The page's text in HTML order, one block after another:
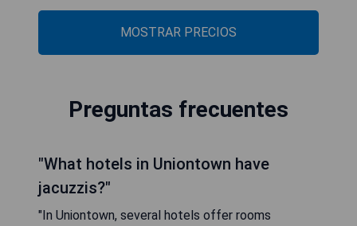
MOSTRAR PRECIOS
Preguntas frecuentes
"What hotels in Uniontown have
jacuzzis?"
"In Uniontown, several hotels offer rooms